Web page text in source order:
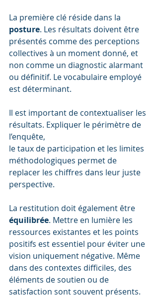
La première clé réside dans la
posture. Les résultats doivent être
présentés comme des perceptions
collectives à un moment donné, et
non comme un diagnostic alarmant
ou définitif. Le vocabulaire employé
est déterminant.
Il est important de contextualiser les
résultats. Expliquer le périmètre de
l’enquête,
le taux de participation et les limites
méthodologiques permet de
replacer les chiffres dans leur juste
perspective.
La restitution doit également être
équilibrée. Mettre en lumière les
ressources existantes et les points
positifs est essentiel pour éviter une
vision uniquement négative. Même
dans des contextes difficiles, des
éléments de soutien ou de
satisfaction sont souvent présents.